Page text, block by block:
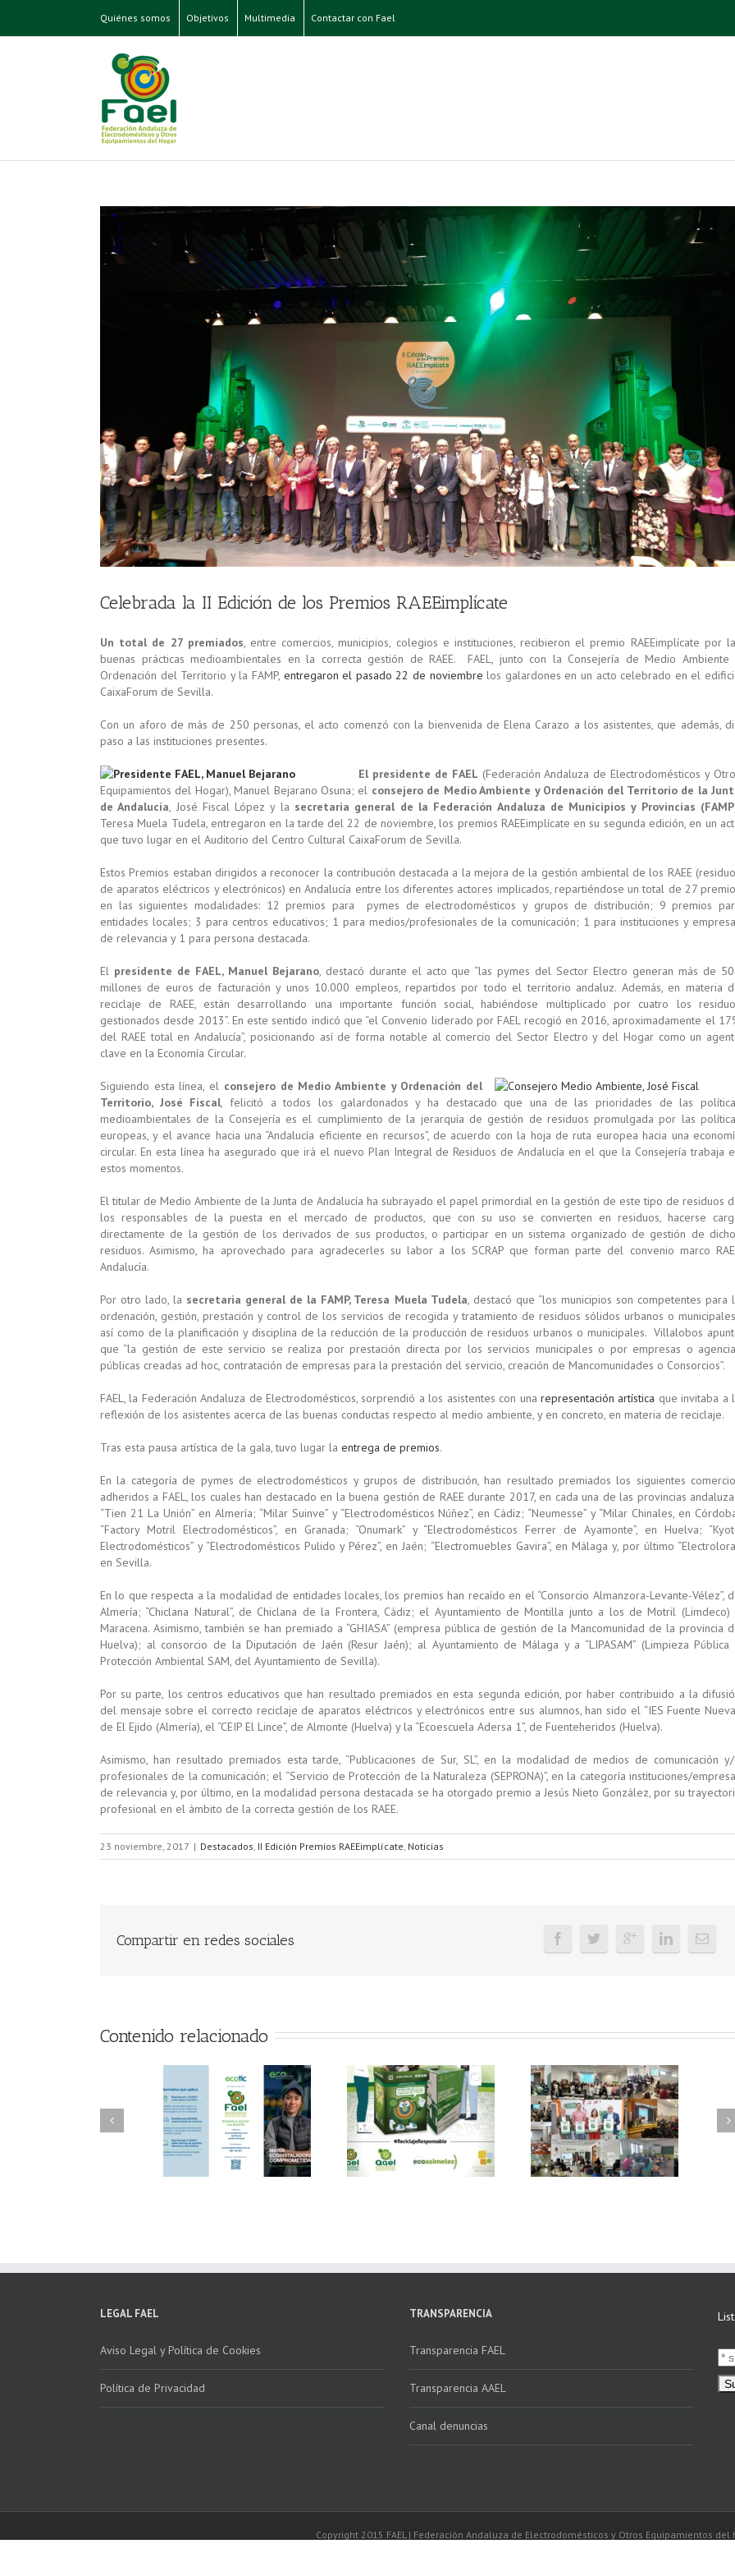
Quiénes somos Objetivos Multimedia Contactar con Fael
Celebrada la II Edición de los Premios RAEEimplícate
Un total de 27 premiados, entre comercios, municipios, colegios e instituciones, recibieron el premio RAEEimplícate por
buenas prácticas medioambientales en la correcta gestión de RAEE. FAEL, junto con la Consejería de Medio Ambiente
Ordenación del Territorio y la FAMP, entregaron el pasado 22 de noviembrelos galardones en un acto celebrado en el
CaixaForum de Sevilla.
Con un aforo de más de 250 personas, el acto comenzó con la bienvenida de Elena Carazo a los asistentes, que además,
paso a las instituciones presentes.
El presidente de FAEL (Federación Andaluza de Electrodomésticos y
Equipamientos del Hogar), Manuel Bejarano Osuna; el consejero de Medio Ambiente y Ordenación del Territorio de la
de Andalucía, José Fiscal López y la secretaria general de la Federación Andaluza de Municipios y Provincias
Teresa Muela Tudela, entregaron en la tarde del 22 de noviembre, los premios RAEEimplícate en su segunda edición, en un
que tuvo lugar en el Auditorio del Centro Cultural CaixaForum de Sevilla.
Estos Premios estaban dirigidos a reconocer la contribución destacada a la mejora de la gestión ambiental de los RAEE
de aparatos eléctricos y electrónicos) en Andalucía entre los diferentes actores implicados, repartiéndose un total de 27
en las siguientes modalidades: 12 premios para pymes de electrodomésticos y grupos de distribución; 9 premios
entidades locales; 3 para centros educativos; 1 para medios/profesionales de la comunicación; 1 para instituciones y
de relevancia y 1 para persona destacada.
El presidente de FAEL, Manuel Bejarano, destacó durante el acto que “las pymes del Sector Electro generan más de
millones de euros de facturación y unos 10.000 empleos, repartidos por todo el territorio andaluz. Además, en materia
reciclaje de RAEE, están desarrollando una importante función social, habiéndose multiplicado por cuatro los
gestionados desde 2013”. En este sentido indicó que “el Convenio liderado por FAEL recogió en 2016, aproximadamente el
del RAEE total en Andalucía”, posicionando así de forma notable al comercio del Sector Electro y del Hogar como un
clave en la Economía Circular.
Siguiendo esta línea, el consejero de Medio Ambiente y Ordenación del
Territorio, José Fiscal, felicitó a todos los galardonados y ha destacado que una de las prioridades de las
medioambientales de la Consejería es el cumplimiento de la jerarquía de gestión de residuos promulgada por las
europeas, y el avance hacia una “Andalucía eficiente en recursos”, de acuerdo con la hoja de ruta europea hacia una
circular. En esta línea ha asegurado que irá el nuevo Plan Integral de Residuos de Andalucía en el que la Consejería trabaja
estos momentos.
El titular de Medio Ambiente de la Junta de Andalucía ha subrayado el papel primordial en la gestión de este tipo de residuos
los responsables de la puesta en el mercado de productos, que con su uso se convierten en residuos, hacerse
directamente de la gestión de los derivados de sus productos, o participar en un sistema organizado de gestión de
residuos. Asimismo, ha aprovechado para agradecerles su labor a los SCRAP que forman parte del convenio marco
Andalucía.
Por otro lado, la secretaria general de la FAMP, Teresa Muela Tudela, destacó que “los municipios son competentes para
ordenación, gestión, prestación y control de los servicios de recogida y tratamiento de residuos sólidos urbanos o
así como de la planificación y disciplina de la reducción de la producción de residuos urbanos o municipales. Villalobos
que “la gestión de este servicio se realiza por prestación directa por los servicios municipales o por empresas o
públicas creadas ad hoc, contratación de empresas para la prestación del servicio, creación de Mancomunidades o Consorcios”.
FAEL, la Federación Andaluza de Electrodomésticos, sorprendió a los asistentes con una representación artística que invitaba a
reflexión de los asistentes acerca de las buenas conductas respecto al medio ambiente, y en concreto, en materia de reciclaje.
Tras esta pausa artística de la gala, tuvo lugar la entrega de premios.
En la categoría de pymes de electrodomésticos y grupos de distribución, han resultado premiados los siguientes
adheridos a FAEL, los cuales han destacado en la buena gestión de RAEE durante 2017, en cada una de las provincias
“Tien 21 La Unión” en Almería; “Milar Suinve” y “Electrodomésticos Núñez”, en Cádiz; “Neumesse” y “Milar Chinales, en
“Factory Motril Electrodomésticos”, en Granada; “Onumark” y “Electrodomésticos Ferrer de Ayamonte”, en Huelva;
Electrodomésticos” y “Electrodomésticos Pulido y Pérez”, en Jaén; “Electromuebles Gavira”, en Málaga y, por último
en Sevilla.
En lo que respecta a la modalidad de entidades locales, los premios han recaído en el “Consorcio Almanzora-Levante-Vélez”,
Almería; “Chiclana Natural”, de Chiclana de la Frontera, Cádiz; el Ayuntamiento de Montilla junto a los de Motril (Limdeco)
Maracena. Asimismo, también se han premiado a “GHIASA” (empresa pública de gestión de la Mancomunidad de la provincia
Huelva); al consorcio de la Diputación de Jaén (Resur Jaén); al Ayuntamiento de Málaga y a “LIPASAM” (Limpieza Pública
Protección Ambiental SAM, del Ayuntamiento de Sevilla).
Por su parte, los centros educativos que han resultado premiados en esta segunda edición, por haber contribuido a la
del mensaje sobre el correcto reciclaje de aparatos eléctricos y electrónicos entre sus alumnos, han sido el “IES Fuente
de El Ejido (Almería), el “CEIP El Lince”, de Almonte (Huelva) y la “Ecoescuela Adersa 1”, de Fuenteheridos (Huelva).
Asimismo, han resultado premiados esta tarde, “Publicaciones de Sur, SL”, en la modalidad de medios de comunicación
profesionales de la comunicación; el “Servicio de Protección de la Naturaleza (SEPRONA)”, en la categoría instituciones/
de relevancia y, por último, en la modalidad persona destacada se ha otorgado premio a Jesús Nieto González, por su
profesional en el ámbito de la correcta gestión de los RAEE.
23 noviembre, 2017 | Destacados, II Edición Premios RAEEimplícate, Noticias
Compartir en redes sociales
Contenido relacionado
FAEL/AAEL y
FAEL, Ecoasimelec y
Parque Joyero
Córdoba, colaboran
FAEL, junto con
Ecoasimelec, visitan
16 centros
Verde”
Ya disponible el
vídeo Webinar
«Facturación
LEGAL FAEL
Aviso Legal y Política de Cookies
Política de Privacidad
TRANSPARENCIA
Transparencia FAEL
Transparencia AAEL
Canal denuncias
Copyright 2015 FAEL | Federación Andaluza de Electrodomésticos y Otros Equipamientos del